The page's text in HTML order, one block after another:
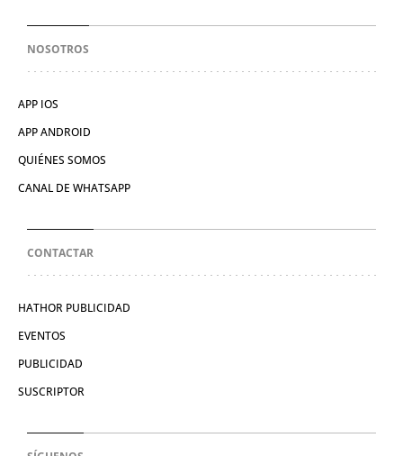
NOSOTROS
APP IOS
APP ANDROID
QUIÉNES SOMOS
CANAL DE WHATSAPP
CONTACTAR
HATHOR PUBLICIDAD
EVENTOS
PUBLICIDAD
SUSCRIPTOR